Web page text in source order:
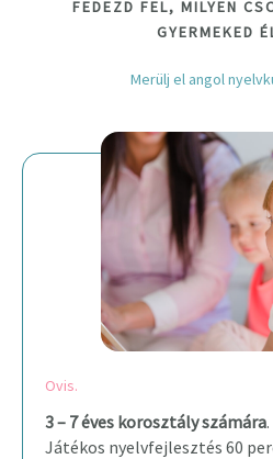
FEDEZD FEL, MILYEN
GYERMEKED
Merülj el angol
Ovis.
3 – 7 éves korosztály számára.
Játékos nyelvfejlesztés 60